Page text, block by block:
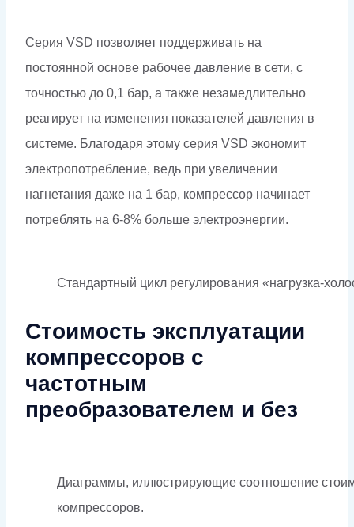
Серия VSD позволяет поддерживать на
постоянной основе рабочее давление в сети, с
точностью до 0,1 бар, а также незамедлительно
реагирует на изменения показателей давления в
системе. Благодаря этому серия VSD экономит
электропотребление, ведь при увеличении
нагнетания даже на 1 бар, компрессор начинает
потреблять на 6-8% больше электроэнергии.
Стандартный цикл регулирования «нагрузка-
Стоимость эксплуатации
компрессоров с
частотным
преобразователем и без
Диаграммы, иллюстрирующие соотношение
компрессоров.